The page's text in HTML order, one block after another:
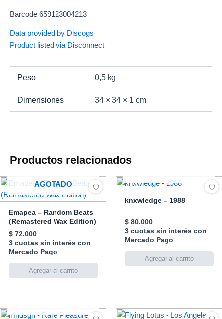
Barcode 659123004213
Data provided by Discogs
Product listed via Disconnect
Peso 0,5 kg
Dimensiones 34 × 34 × 1 cm
Productos relacionados
AGOTADO
Emapea – Random Beats
(Remastered Wax Edition)
$72.000
3 cuotas sin interés con
Mercado Pago
knxwledge – 1988
$80.000
3 cuotas sin interés con
Mercado Pago